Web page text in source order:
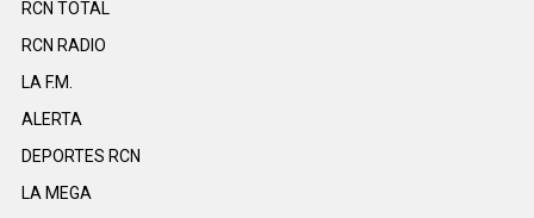
RCN TOTAL
RCN RADIO
LA F.M.
ALERTA
DEPORTES RCN
LA MEGA